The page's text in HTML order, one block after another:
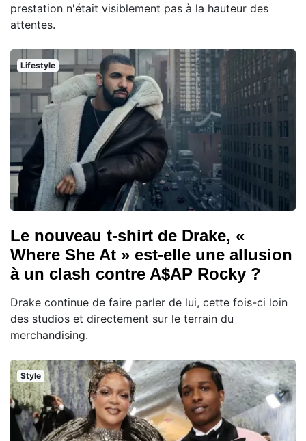
prestation n'était visiblement pas à la hauteur des
attentes.
Lifestyle
Le nouveau t-shirt de Drake, «
Where She At » est-elle une allusion
à un clash contre A$AP Rocky ?
Drake continue de faire parler de lui, cette fois-ci loin
des studios et directement sur le terrain du
merchandising.
Style